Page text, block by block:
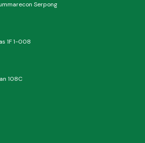
Serpong
1F 1-008
108C